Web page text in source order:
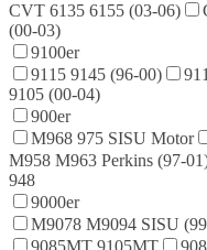
CVT 6135 6155 (03-06)
(00-03)
9100er
9115 9145 (96-00)
9105 (00-04)
900er
M968 975 SISU Motor
M958 M963 Perkins (97-
948
9000er
M9078 M9094 SISU